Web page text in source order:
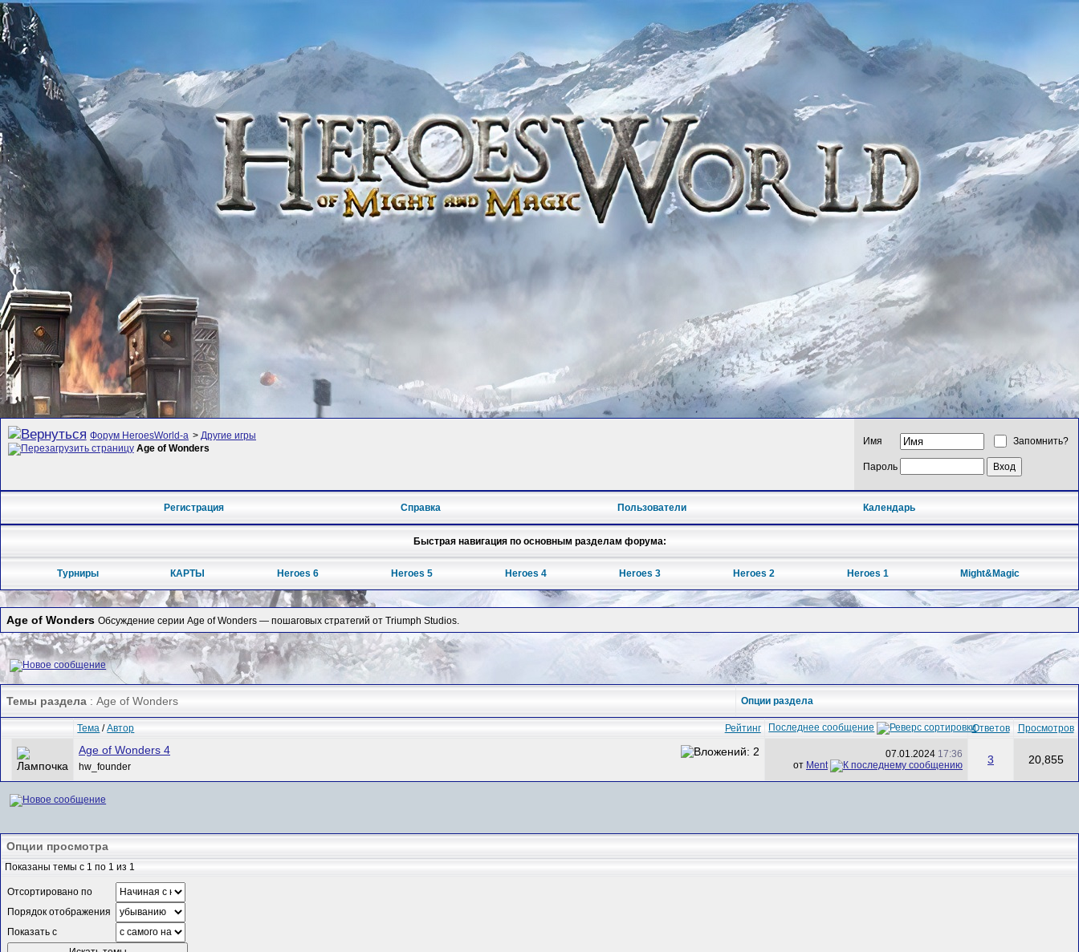
Форум HeroesWorld-а > Другие игры
Age of Wonders
Имя Запомнить?
Пароль
Регистрация Справка Пользователи Календарь
Быстрая навигация по основным разделам форума:
Турниры КАРТЫ Heroes 6 Heroes 5 Heroes 4 Heroes 3 Heroes 2 Heroes 1 Might&Magic
Age of Wonders Обсуждение серии Age of Wonders — пошаговых стратегий от Triumph Studios.
Темы раздела : Age of Wonders Опции раздела
Рейтинг
Тема /Автор Последнее сообщение Ответов Просмотров
Age of Wonders 4
hw_founder
07.01.2024 17:36
от Ment 3 20,855
Опции просмотра
Показаны темы с 1 по 1 из 1
Отсортировано по
Порядок отображения
Показать с